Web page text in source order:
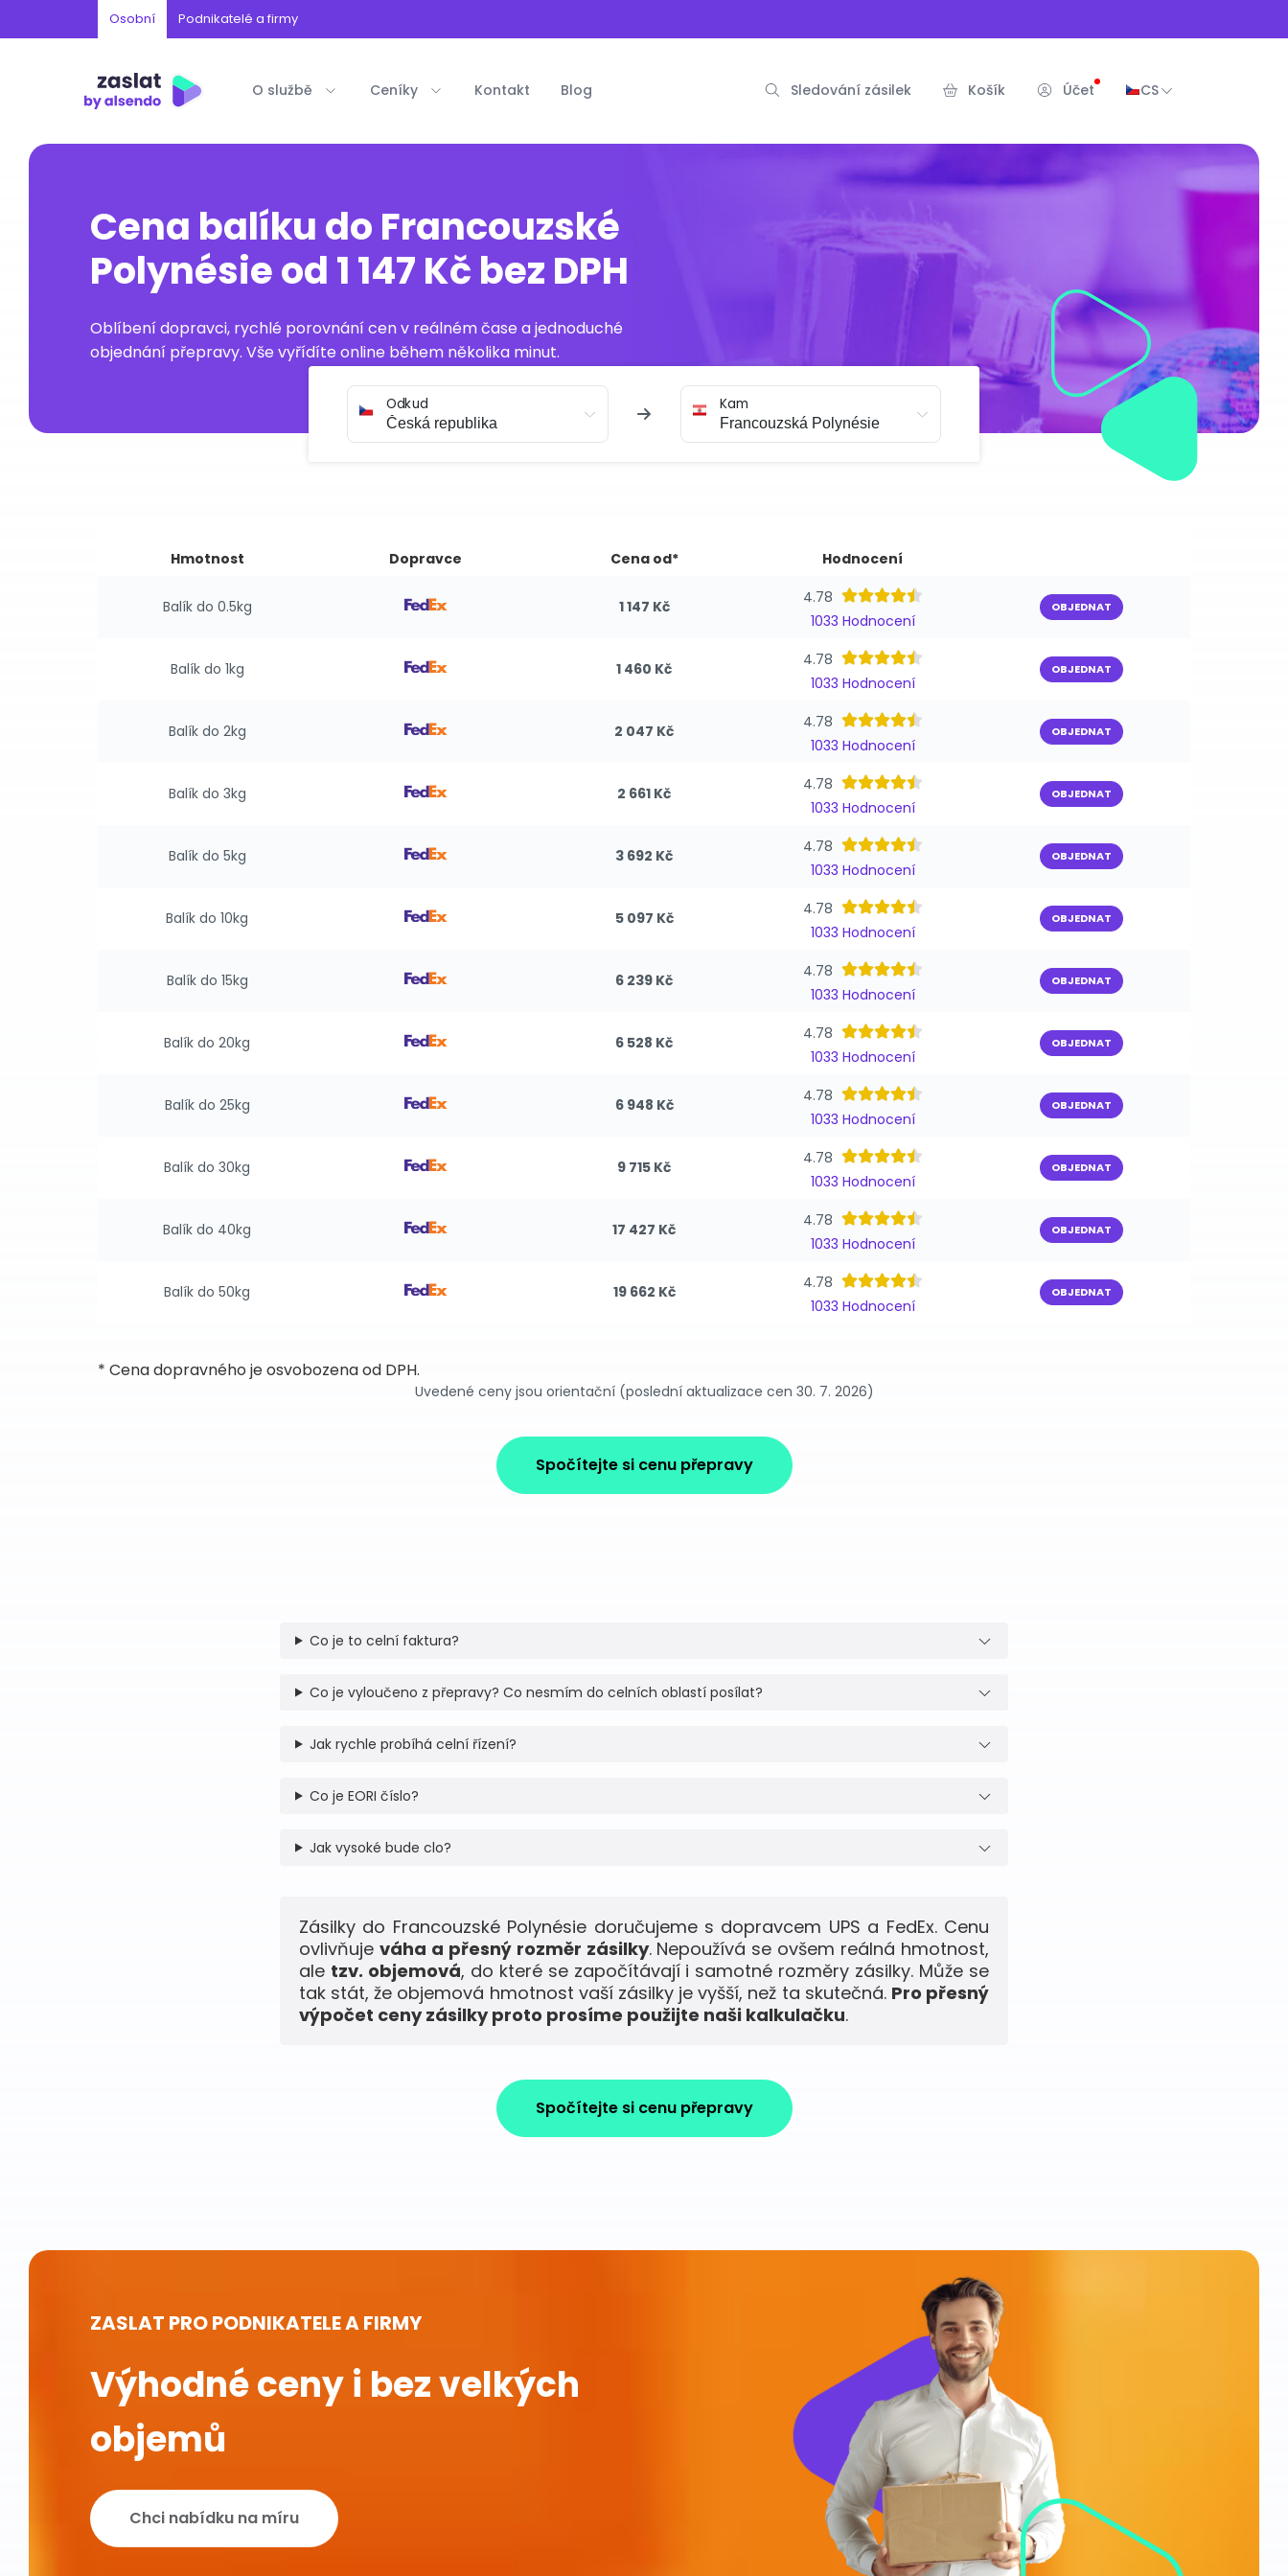
Osobní Podnikatelé a firmy
O službě Ceníky Kontakt Blog Sledování zásilek Košík Účet CS
Cena balíku do Francouzské
Polynésie od 1 147 Kč bez DPH
Oblíbení dopravci, rychlé porovnání cen v reálném čase a jednoduché
objednání přepravy. Vše vyřídíte online během několika minut.
Odkud Kam
Hmotnost Dopravce Cena od* Hodnocení
Balík do 0.5kg 1 147 Kč
4.78
1033 Hodnocení
OBJEDNAT
Balík do 1kg 1 460 Kč
4.78
1033 Hodnocení
OBJEDNAT
Balík do 2kg 2 047 Kč
4.78
1033 Hodnocení
OBJEDNAT
Balík do 3kg 2 661 Kč
4.78
1033 Hodnocení
OBJEDNAT
Balík do 5kg 3 692 Kč
4.78
1033 Hodnocení
OBJEDNAT
Balík do 10kg 5 097 Kč
4.78
1033 Hodnocení
OBJEDNAT
Balík do 15kg 6 239 Kč
4.78
1033 Hodnocení
OBJEDNAT
Balík do 20kg 6 528 Kč
4.78
1033 Hodnocení
OBJEDNAT
Balík do 25kg 6 948 Kč
4.78
1033 Hodnocení
OBJEDNAT
Balík do 30kg 9 715 Kč
4.78
1033 Hodnocení
OBJEDNAT
Balík do 40kg 17 427 Kč
4.78
1033 Hodnocení
OBJEDNAT
Balík do 50kg 19 662 Kč
4.78
1033 Hodnocení
OBJEDNAT
* Cena dopravného je osvobozena od DPH.
Uvedené ceny jsou orientační (poslední aktualizace cen 30. 7. 2026)
Spočítejte si cenu přepravy
Co je to celní faktura?
Co je vyloučeno z přepravy? Co nesmím do celních oblastí posílat?
Jak rychle probíhá celní řízení?
Co je EORI číslo?
Jak vysoké bude clo?
Zásilky do Francouzské Polynésie doručujeme s dopravcem UPS a FedEx. Cenu
ovlivňuje váha a přesný rozměr zásilky. Nepoužívá se ovšem reálná hmotnost,
ale tzv. objemová, do které se započítávají i samotné rozměry zásilky. Může se
tak stát, že objemová hmotnost vaší zásilky je vyšší, než ta skutečná. Pro přesný
výpočet ceny zásilky proto prosíme použijte naši kalkulačku.
Spočítejte si cenu přepravy
ZASLAT PRO PODNIKATELE A FIRMY
Výhodné ceny i bez velkých
objemů
Chci nabídku na míru